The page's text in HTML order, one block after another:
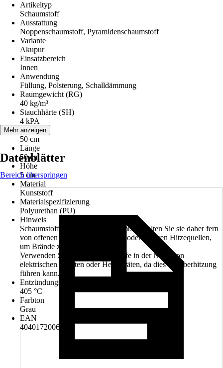
Artikeltyp
Schaumstoff
Ausstattung
Noppenschaumstoff, Pyramidenschaumstoff
Variante
Akupur
Einsatzbereich
Innen
Anwendung
Füllung, Polsterung, Schalldämmung
Raumgewicht (RG)
40 kg/m³
Stauchhärte (SH)
4 kPA
Breite
50 cm
Länge
50 cm
Höhe
5 cm
Material
Kunststoff
Materialspezifizierung
Polyurethan (PU)
Hinweis
Schaumstoffe sind leicht entflammbar. Halten Sie sie daher fern
von offenen Flammen, Zigaretten oder anderen Hitzequellen,
um Brände zu vermeiden.
Verwenden Sie keine Schaumstoffe in der Nähe von
elektrischen Geräten oder Heizgeräten, da dies zu Überhitzung
führen kann.
Entzündungstemperatur ca.
405 °C
Farbton
Grau
EAN
4040172006673
Mehr anzeigen
Datenblätter
Bereich überspringen